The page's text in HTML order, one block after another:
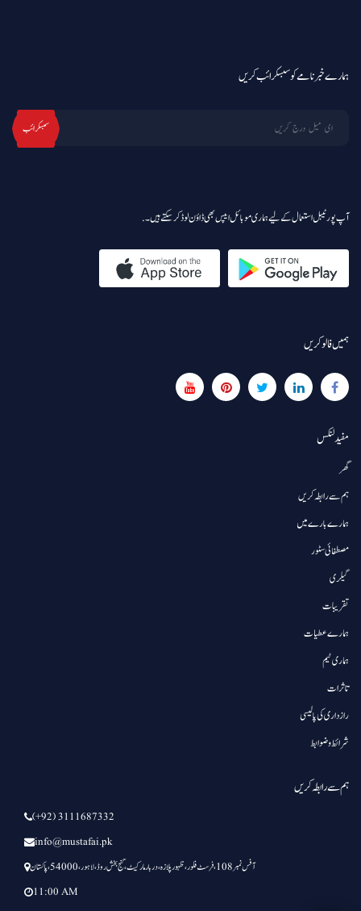
ہمارے خبرنامے کو سبسکرائب کریں
سبسکرائب
آپ پورٹیبل استعمال کے لیے ہماری موبائل ایپس بھی ڈاؤن لوڈ کر سکتے ہیں۔.
ہمیں فالو کریں
مفید لنکس
گھر
ہم سے رابطہ کریں
ہمارے بارے میں
مصطفائی سٹور
گیلری
تقریبات
ہمارے عطیات
ہماری ٹیم
تاثرات
رازداری کی پالیسی
شرائط و ضوابط
ہم سے رابطہ کریں
(+92) 3111687332
info@mustafai.pk
آفس نمبر 108 ، فرسٹ فلور ،ظہور پلازہ،دربار مارکیٹ، گنج بخش روڈ،لاہور،54000،پاکستان
11:00 AM